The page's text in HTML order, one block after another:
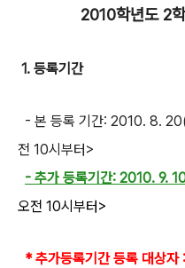
2010학년도 2
1. 등록기간
- 본 등록 기간: 2010. 8.
전 10시부터>
- 추가 등록기간: 2010. 9.
오전 10시부터>
* 추가등록기간 등록 대상자 :